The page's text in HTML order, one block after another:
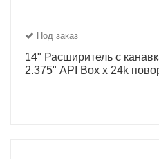
Под заказ
14" Расширитель с
2.375" API Box x 24k